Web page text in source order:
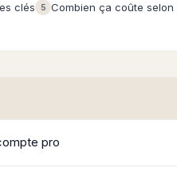
clés 5 Combien ça coûte selon
pro